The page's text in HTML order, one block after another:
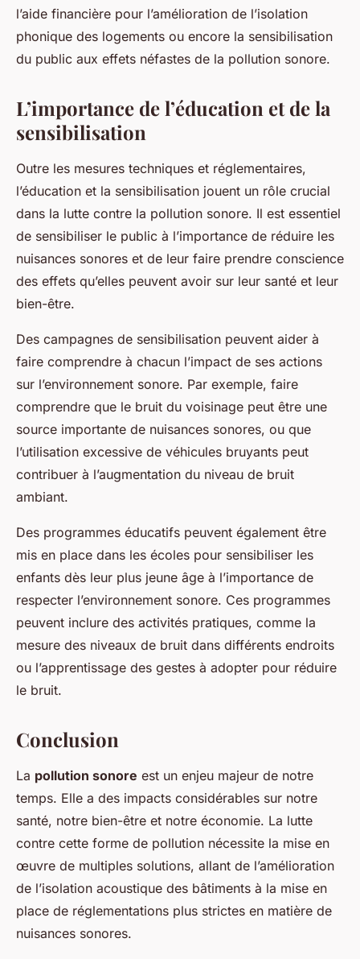
l’aide financière pour l’amélioration de l’isolation
phonique des logements ou encore la sensibilisation
du public aux effets néfastes de la pollution sonore.
L’importance de l’éducation et de la
sensibilisation
Outre les mesures techniques et réglementaires,
l’éducation et la sensibilisation jouent un rôle crucial
dans la lutte contre la pollution sonore. Il est essentiel
de sensibiliser le public à l’importance de réduire les
nuisances sonores et de leur faire prendre conscience
des effets qu’elles peuvent avoir sur leur santé et leur
bien-être.
Des campagnes de sensibilisation peuvent aider à
faire comprendre à chacun l’impact de ses actions
sur l’environnement sonore. Par exemple, faire
comprendre que le bruit du voisinage peut être une
source importante de nuisances sonores, ou que
l’utilisation excessive de véhicules bruyants peut
contribuer à l’augmentation du niveau de bruit
ambiant.
Des programmes éducatifs peuvent également être
mis en place dans les écoles pour sensibiliser les
enfants dès leur plus jeune âge à l’importance de
respecter l’environnement sonore. Ces programmes
peuvent inclure des activités pratiques, comme la
mesure des niveaux de bruit dans différents endroits
ou l’apprentissage des gestes à adopter pour réduire
le bruit.
Conclusion
La pollution sonore est un enjeu majeur de notre
temps. Elle a des impacts considérables sur notre
santé, notre bien-être et notre économie. La lutte
contre cette forme de pollution nécessite la mise en
œuvre de multiples solutions, allant de l’amélioration
de l’isolation acoustique des bâtiments à la mise en
place de réglementations plus strictes en matière de
nuisances sonores.